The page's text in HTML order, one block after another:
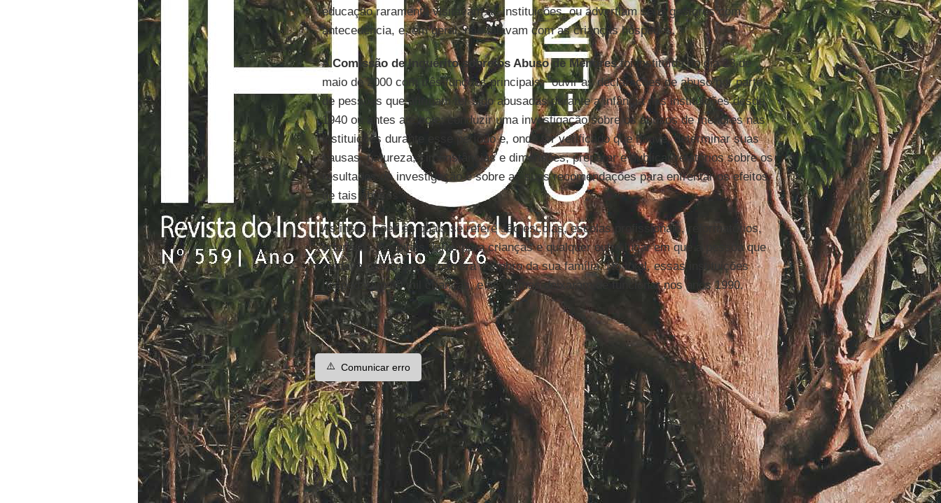
educação raramente visitavam as instituições, ou advertiam seus gestores com
antecedência, e, em geral, não falavam com as crianças hóspedes.
AComissão de Inquérito sobre os Abuso de Menoresfoi instituída no dia 23 de
maio de 2000 com três funções principais: "ouvir as declarações de abuso por parte
de pessoas que afirmam ter sido abusadas durante a infância nas instituições desde
1940 ou antes até hoje; conduzir uma investigação sobre os abusos de menores nas
instituições durante esse período e, onde for verificado que houve, determinar suas
causas, natureza, circunstâncias e dimensões; preparar e publicar relatórios sobre os
resultados da investigação e sobre as suas recomendações para enfrentar os efeitos
de tais abusos".
As instituições às quais se refere são escolas, escolas profissionais, reformatórios,
orfanatos, hospitais, lares para crianças e qualquer outro lugar em que a pessoa que
cuidava das crianças não era membro da sua família. No total, essas instituições
hospedaram 30 mil crianças, e as últimas deixaram de funcionar nos anos 1990.
⚠️ Comunicar erro